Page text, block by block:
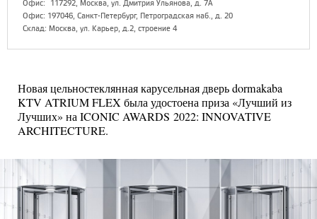
Офис: 117292, Москва, ул. Дмитрия Ульянова, д. 7А
Офис: 197046, Санкт-Петербург, Петроградская наб., д. 20
Склад: Москва, ул. Карьер, д.2, строение 4
Новая цельностеклянная карусельная дверь dormakaba
KTV ATRIUM FLEX была удостоена приза «Лучший из
Лучших» на ICONIC AWARDS 2022: INNOVATIVE
ARCHITECTURE.